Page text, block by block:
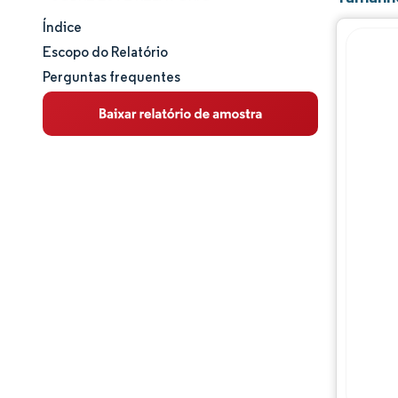
Tamanho e participação de mercado
Análise de mercado
Tendências e insights
Índice
Escopo do Relatório
Perguntas frequentes